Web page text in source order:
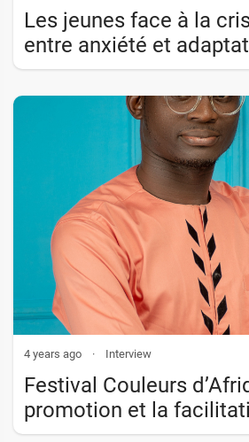
Les jeunes face à la
entre anxiété et
4 years ago · Interview
Festival Couleurs
promotion et la
brassage culturel